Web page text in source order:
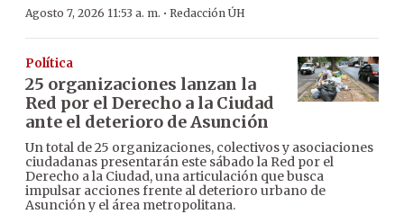
Agosto 7, 2026 11:53 a. m. · Redacción ÚH
Política
25 organizaciones lanzan la
Red por el Derecho a la Ciudad
ante el deterioro de Asunción
Un total de 25 organizaciones, colectivos y asociaciones
ciudadanas presentarán este sábado la Red por el
Derecho a la Ciudad, una articulación que busca
impulsar acciones frente al deterioro urbano de
Asunción y el área metropolitana.